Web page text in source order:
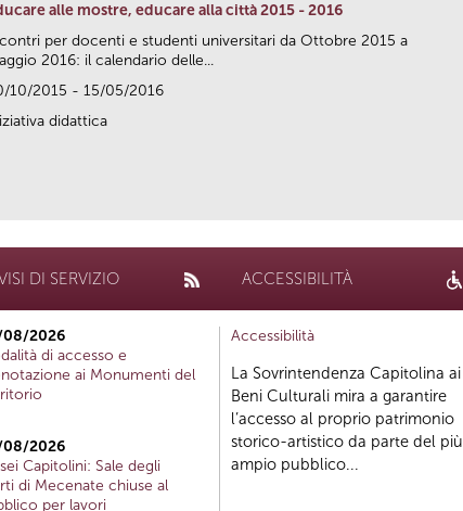
alle mostre, educare alla città 2015 - 2016
per docenti e studenti universitari da Ottobre 2015 a
2016: il calendario delle...
10/2015 - 15/05/2016
didattica
DI SERVIZIO
2026
di accesso e
ai Monumenti del
2026
Capitolini: Sale degli
di Mecenate chiuse al
per lavori
ACCESSIBILITÀ
Accessibilità
La Sovrintendenza Capitolina ai
Beni Culturali mira a garantire
l’accesso al proprio patrimonio
storico-artistico da parte del più
ampio pubblico...